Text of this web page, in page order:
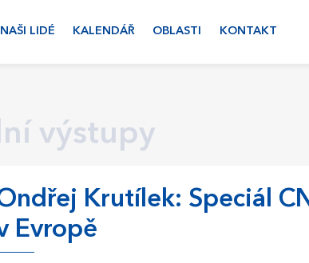
NAŠI LIDÉ KALENDÁŘ OBLASTI KONTAKT
výstupy
Krutílek: Speciál
Evropě